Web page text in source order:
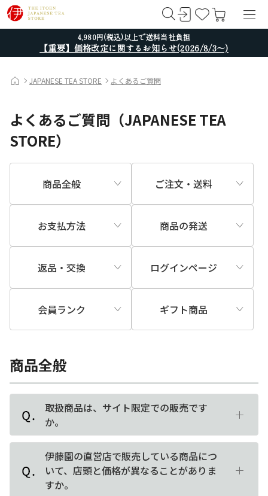
4,980円(税込)以上で送料当社負担
【重要】価格改定に関するお知らせ(2026/8/3～)
JAPANESE TEA STORE よくあるご質問
よくあるご質問（JAPANESE TEA
STORE）
商品全般 ご注文・送料
お支払方法 商品の発送
返品・交換 ログインページ
会員ランク ギフト商品
商品全般
取扱商品は、サイト限定での販売です
か。
伊藤園の直営店で販売している商品につ
いて、店頭と価格が異なることがありま
すか。